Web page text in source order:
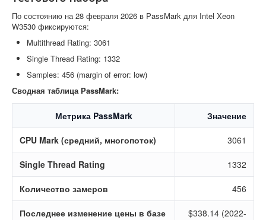
По состоянию на 28 февраля 2026 в PassMark для Intel Xeon
W3530 фиксируются:
Multithread Rating: 3061
Single Thread Rating: 1332
Samples: 456 (margin of error: low)
Сводная таблица PassMark:
Метрика PassMark Значение
CPU Mark (средний, многопоток) 3061
Single Thread Rating 1332
Количество замеров 456
Последнее изменение цены в базе
$338.14 (2022-